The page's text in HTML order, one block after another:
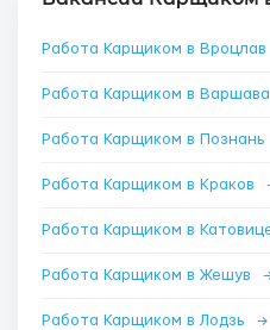
Работа Карщиком в Вроцлав
Работа Карщиком в Варшава
Работа Карщиком в Познань
Работа Карщиком в Краков
Работа Карщиком в
Работа Карщиком в Жешув
Работа Карщиком в Лодзь →